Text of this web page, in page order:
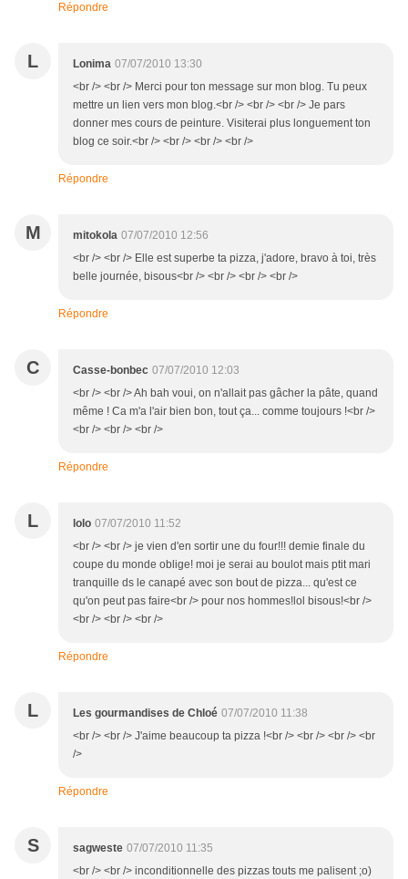
Répondre
L Lonima 07/07/2010 13:30
<br /> <br /> Merci pour ton message sur mon blog. Tu peux
mettre un lien vers mon blog.<br /> <br /> <br /> Je pars
donner mes cours de peinture. Visiterai plus longuement ton
blog ce soir.<br /> <br /> <br /> <br />
Répondre
M mitokola 07/07/2010 12:56
<br /> <br /> Elle est superbe ta pizza, j'adore, bravo à toi, très
belle journée, bisous<br /> <br /> <br /> <br />
Répondre
C Casse-bonbec 07/07/2010 12:03
<br /> <br /> Ah bah voui, on n'allait pas gâcher la pâte, quand
même ! Ca m'a l'air bien bon, tout ça... comme toujours !<br />
<br /> <br /> <br />
Répondre
L lolo 07/07/2010 11:52
<br /> <br /> je vien d'en sortir une du four!!! demie finale du
coupe du monde oblige! moi je serai au boulot mais ptit mari
tranquille ds le canapé avec son bout de pizza... qu'est ce
qu'on peut pas faire<br /> pour nos hommes!lol bisous!<br />
<br /> <br /> <br />
Répondre
L Les gourmandises de Chloé 07/07/2010 11:38
<br /> <br /> J'aime beaucoup ta pizza !<br /> <br /> <br /> <br
/>
Répondre
S sagweste 07/07/2010 11:35
<br /> <br /> inconditionnelle des pizzas touts me palisent ;o)